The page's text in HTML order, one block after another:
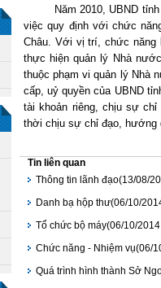
Năm 2010, UBND tỉnh
việc quy định với chức
Châu. Với vị trí, chức năng
thực hiện quản lý Nhà
thuộc phạm vi quản lý Nhà
cấp, uỷ quyền của UBND
tài khoản riêng, chịu sự
thời chịu sự chỉ đạo, hướng
Tin liên quan
Thông tin lãnh đạo(13/08/
Danh bạ hộp thư(06/10/
Tổ chức bộ máy(06/10/
Chức năng - Nhiệm vụ(06/
Quá trình hình thành Sở